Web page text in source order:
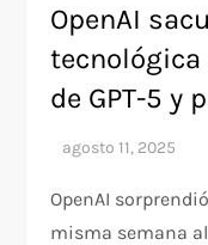
OpenAI
de GPT-5 y
OpenAI
misma semana